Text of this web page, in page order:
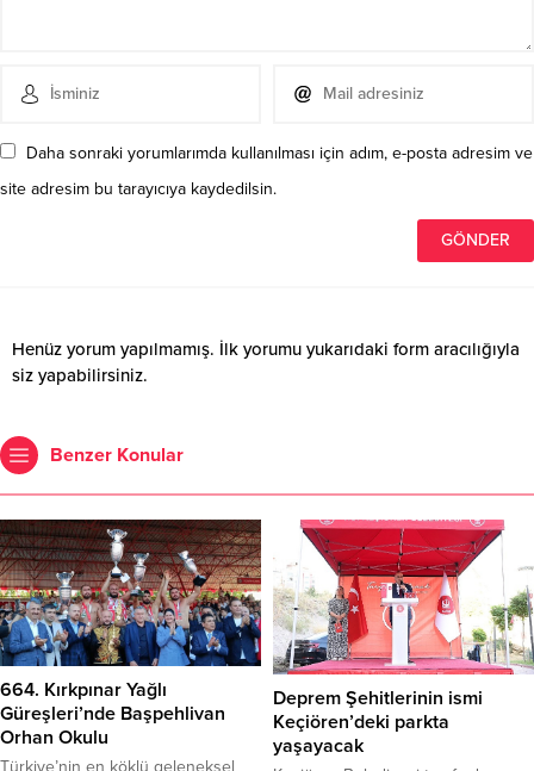
Daha sonraki yorumlarımda kullanılması için adım, e-posta adresim ve
site adresim bu tarayıcıya kaydedilsin.
Henüz yorum yapılmamış. İlk yorumu yukarıdaki form aracılığıyla
siz yapabilirsiniz.
Benzer Konular
664. Kırkpınar Yağlı
Güreşleri’nde Başpehlivan
Orhan Okulu
Deprem Şehitlerinin ismi
Keçiören’deki parkta
yaşayacak